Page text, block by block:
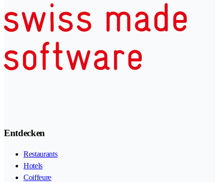
Entdecken
Restaurants
Hotels
Coiffeure